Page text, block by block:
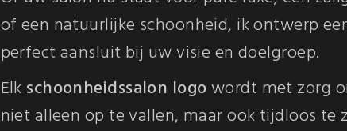
of een natuurlijke schoonheid, ik ontwerp
perfect aansluit bij uw visie en doelgroep.
Elk schoonheidssalon logowordt met zorg
niet alleen op te vallen, maar ook tijdloos te